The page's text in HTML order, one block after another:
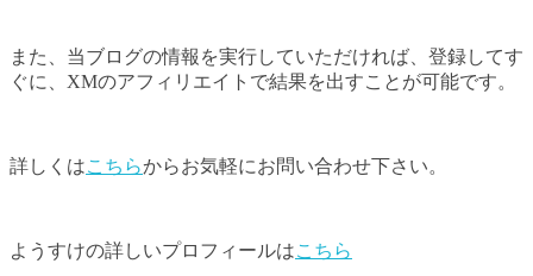
また、当ブログの情報を実行していただければ、登録してす
ぐに、XMのアフィリエイトで結果を出すことが可能です。
詳しくはこちらからお気軽にお問い合わせ下さい。
ようすけの詳しいプロフィールはこちら